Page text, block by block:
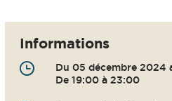
Informations
Du 05 décembre 2024
De 19:00 à 23:00